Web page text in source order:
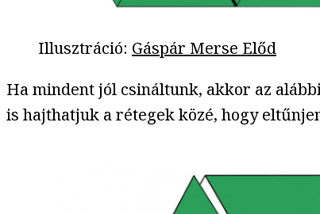
Illusztráció: Gáspár Merse Előd
Ha mindent jól csináltunk, akkor az
is hajthatjuk a rétegek közé, hogy